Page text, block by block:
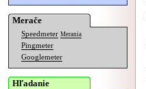
Merače
Speedmeter Merania
Pingmeter
Googlemeter
Hľadanie